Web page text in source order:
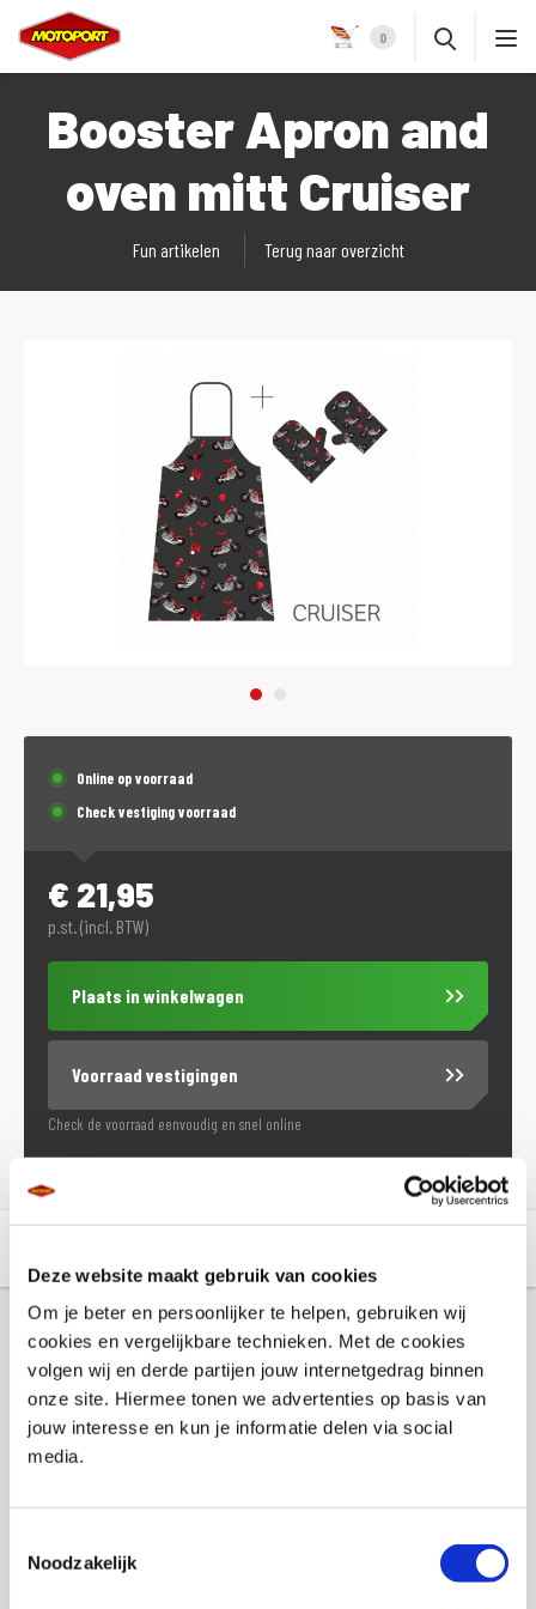
Deze website maakt gebruik van cookies
Om je beter en persoonlijker te helpen, gebruiken wij
cookies en vergelijkbare technieken. Met de cookies
volgen wij en derde partijen jouw internetgedrag binnen
onze site. Hiermee tonen we advertenties op basis van
jouw interesse en kun je informatie delen via social
media.
Noodzakelijk
0
Booster Apron and
oven mitt Cruiser
Fun artikelen Terug naar overzicht
Online op voorraad
Check vestiging voorraad
€ 21,95
p.st. (incl. BTW)
Plaats in winkelwagen
Voorraad vestigingen
Check de voorraad eenvoudig en snel online
Aanvullende informatie
Merk
Booster
Titel
Keukenschort + Ovenhandschoen Booster,